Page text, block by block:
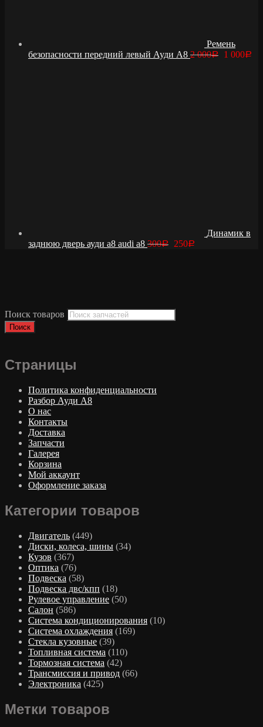
Ремень
безопасности передний левый Ауди А8 2 000Р 1 000Р
Динамик в
заднюю дверь ауди а8 audi a8 300Р 250Р
Поиск товаров
Поиск
Страницы
Политика конфиденциальности
Разбор Ауди А8
О нас
Контакты
Доставка
Запчасти
Галерея
Корзина
Мой аккаунт
Оформление заказа
Категории товаров
Двигатель (449)
Диски, колеса, шины (34)
Кузов (367)
Оптика (76)
Подвеска (58)
Подвеска двс/кпп (18)
Рулевое управление (50)
Салон (586)
Система кондиционирования (10)
Система охлаждения (169)
Стекла кузовные (39)
Топливная система (110)
Тормозная система (42)
Трансмиссия и привод (66)
Электроника (425)
Метки товаров